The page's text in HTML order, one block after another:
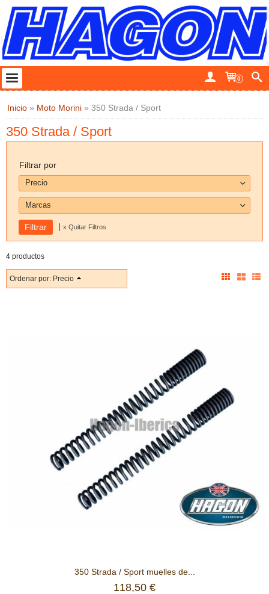
0
Inicio » Moto Morini » 350 Strada / Sport
350 Strada / Sport
Filtrar por
Precio
Marcas
| x Quitar Filtros
4 productos
Ordenar por: Precio
350 Strada / Sport muelles de...
118,50 €